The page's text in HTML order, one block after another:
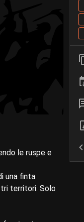
le ruspe e
una finta
territori. Solo